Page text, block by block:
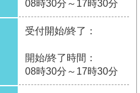
08時30分～17時30分
受付開始/終了：
開始/終了時間：
08時30分～17時30分